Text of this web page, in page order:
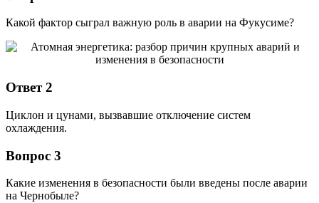
Какой фактор сыграл важную роль в аварии на Фукусиме?
Ответ 2
Циклон и цунами, вызвавшие отключение систем
охлаждения.
Вопрос 3
Какие изменения в безопасности были введены после аварии
на Чернобыле?